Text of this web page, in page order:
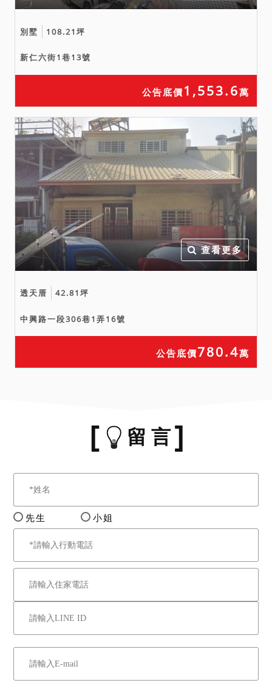
別墅 108.21坪
新仁六街1巷13號
公告底價 1,553.6萬
查看更多
透天厝 42.81坪
中興路一段306巷1弄16號
公告底價780.4萬
留 言
先生 小姐